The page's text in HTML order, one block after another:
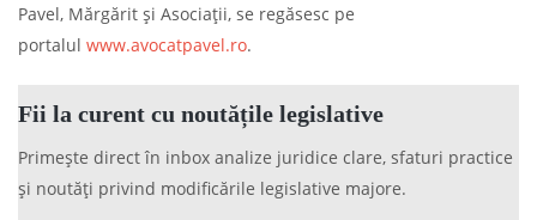
Pavel, Mărgărit și Asociații, se regăsesc pe
portalul www.avocatpavel.ro.
Fii la curent cu noutățile legislative
Primește direct în inbox analize juridice clare, sfaturi practice
și noutăți privind modificările legislative majore.